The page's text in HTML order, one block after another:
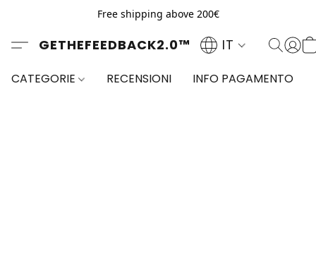
Free shipping above 200€
GETHEFEEDBACK2.0™ IT
CATEGORIE RECENSIONI INFO PAGAMENTO